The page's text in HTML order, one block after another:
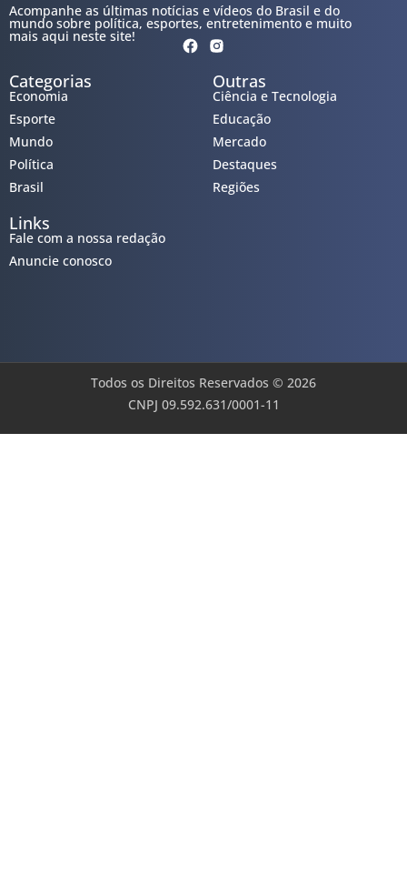
Acompanhe as últimas notícias e vídeos do Brasil e do
mundo sobre política, esportes, entretenimento e muito
mais aqui neste site!
Categorias
Economia
Esporte
Mundo
Política
Brasil
Outras
Ciência e Tecnologia
Educação
Mercado
Destaques
Regiões
Links
Fale com a nossa redação
Anuncie conosco
Todos os Direitos Reservados © 2026
CNPJ 09.592.631/0001-11